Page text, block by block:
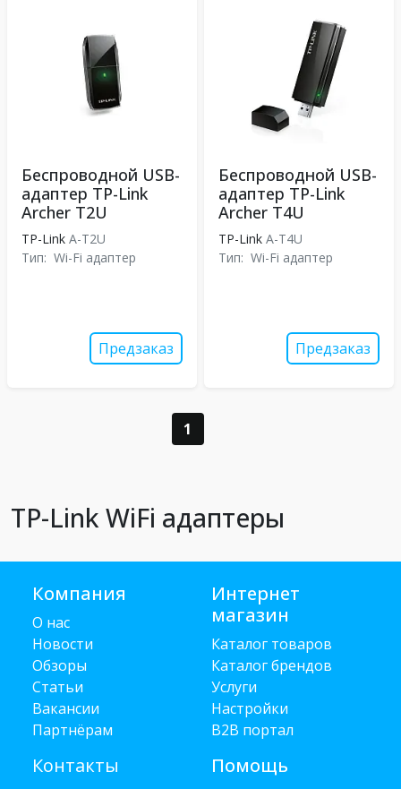
Беспроводной USB-
адаптер TP-Link
Archer T2U
TP-Link A-T2U
Тип: Wi-Fi адаптер
Предзаказ
Беспроводной USB-
адаптер TP-Link
Archer T4U
TP-Link A-T4U
Тип: Wi-Fi адаптер
Предзаказ
1
TP-Link WiFi адаптеры
Компания
О нас
Новости
Обзоры
Статьи
Вакансии
Партнёрам
Контакты
Интернет
магазин
Каталог товаров
Каталог брендов
Услуги
Настройки
B2B портал
Помощь